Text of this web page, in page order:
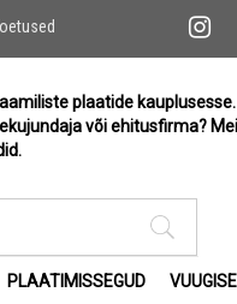
plaatide
või ehitusfirma?
PLAATIMISSEGUD